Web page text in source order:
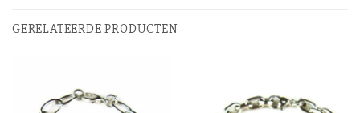
GERELATEERDE PRODUCTEN